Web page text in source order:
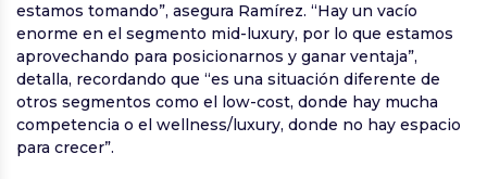
estamos tomando”, asegura Ramírez. “Hay un vacío
enorme en el segmento mid-luxury, por lo que estamos
aprovechando para posicionarnos y ganar ventaja”,
detalla, recordando que “es una situación diferente de
otros segmentos como el low-cost, donde hay mucha
competencia o el wellness/luxury, donde no hay espacio
para crecer”.